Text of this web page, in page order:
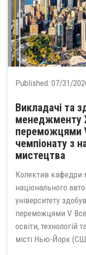
Published: 07/31/
Викладачі та
менеджменту
переможцями
чемпіонату з
мистецтва
Колектив кафедри
національного
університету
переможцями V
освіти, технологій
місті Нью-Йорк